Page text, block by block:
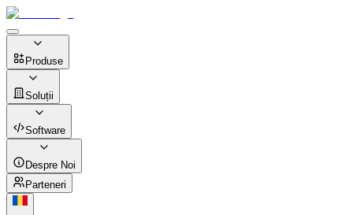
Produse
Soluții
Software
Despre Noi
Parteneri